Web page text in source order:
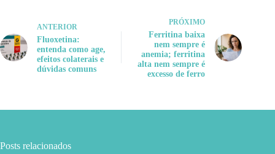
ANTERIOR
Fluoxetina:
entenda como age,
efeitos colaterais e
dúvidas comuns
PRÓXIMO
Ferritina baixa
nem sempre é
anemia; ferritina
alta nem sempre é
excesso de ferro
Posts relacionados